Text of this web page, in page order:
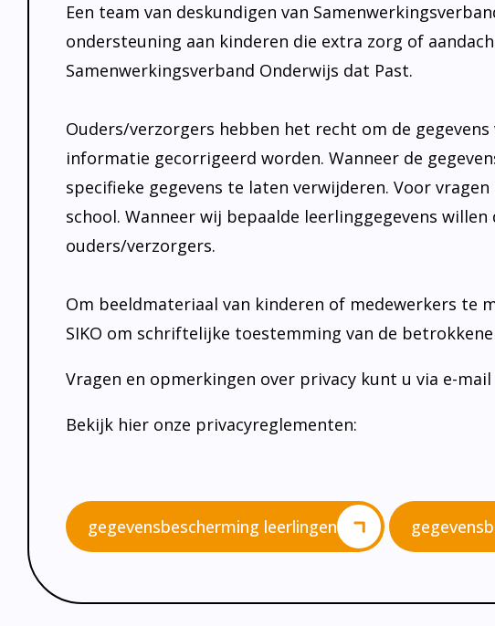
Een team van deskundigen van
ondersteuning aan kinderen die extra zorg of
Samenwerkingsverband Onderwijs dat Past.
Ouders/verzorgers hebben het recht om de
informatie gecorrigeerd worden. Wanneer de
specifieke gegevens te laten verwijderen. Voor
school. Wanneer wij bepaalde leerlinggegevens
ouders/verzorgers.
Om beeldmateriaal van kinderen of medewerkers te
SIKO om schriftelijke toestemming van de
Vragen en opmerkingen over privacy kunt u via e-
Bekijk hier onze privacyreglementen:
gegevensbescherming leerlingen